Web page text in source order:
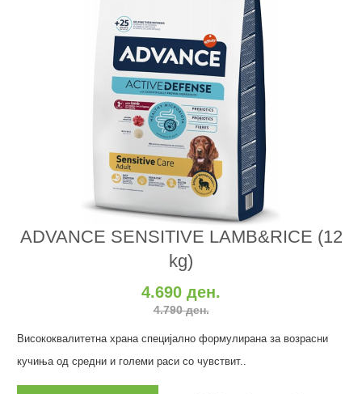
ADVANCE SENSITIVE LAMB&RICE (12
kg)
4.690 ден.
4.790 ден.
Висококвалитетна храна специјално формулирана за возрасни
кучиња од средни и големи раси со чувствит..